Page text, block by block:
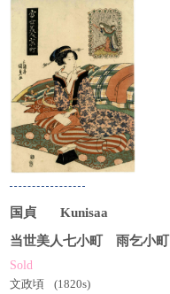
国貞
Kunisaa
当世美人七小町 雨乞小町
Sold
文政頃
(1820s)